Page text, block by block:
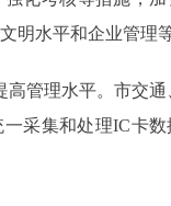
明水平和企业管理
管理水平。市交通
采集和处理IC卡